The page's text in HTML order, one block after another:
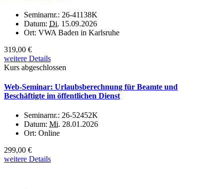
Seminarnr.: 26-41138K
Datum: Di. 15.09.2026
Ort: VWA Baden in Karlsruhe
319,00 €
weitere Details
Kurs abgeschlossen
Web-Seminar: Urlaubsberechnung für Beamte und
Beschäftigte im öffentlichen Dienst
Seminarnr.: 26-52452K
Datum: Mi. 28.01.2026
Ort: Online
299,00 €
weitere Details